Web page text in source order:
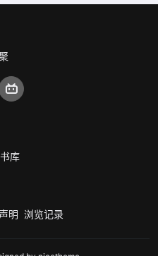
库
明 浏览记录